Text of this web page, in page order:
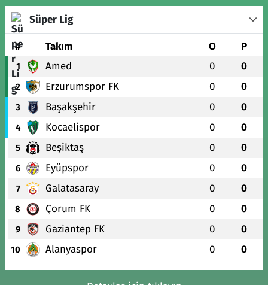
Süper Lig
# Takım O P
1 Amed 0 0
2 Erzurumspor FK 0 0
3 Başakşehir 0 0
4 Kocaelispor 0 0
5 Beşiktaş 0 0
6 Eyüpspor 0 0
7 Galatasaray 0 0
8 Çorum FK 0 0
9 Gaziantep FK 0 0
10 Alanyaspor 0 0